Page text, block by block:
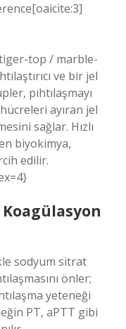
top / marble-
ve bir jel
pıhtılaşmayı
ayıran jel
sağlar. Hızlı
biyokimya,
edilir.
sodyum sitrat
önler;
yeteneği
PT, aPTT gibi